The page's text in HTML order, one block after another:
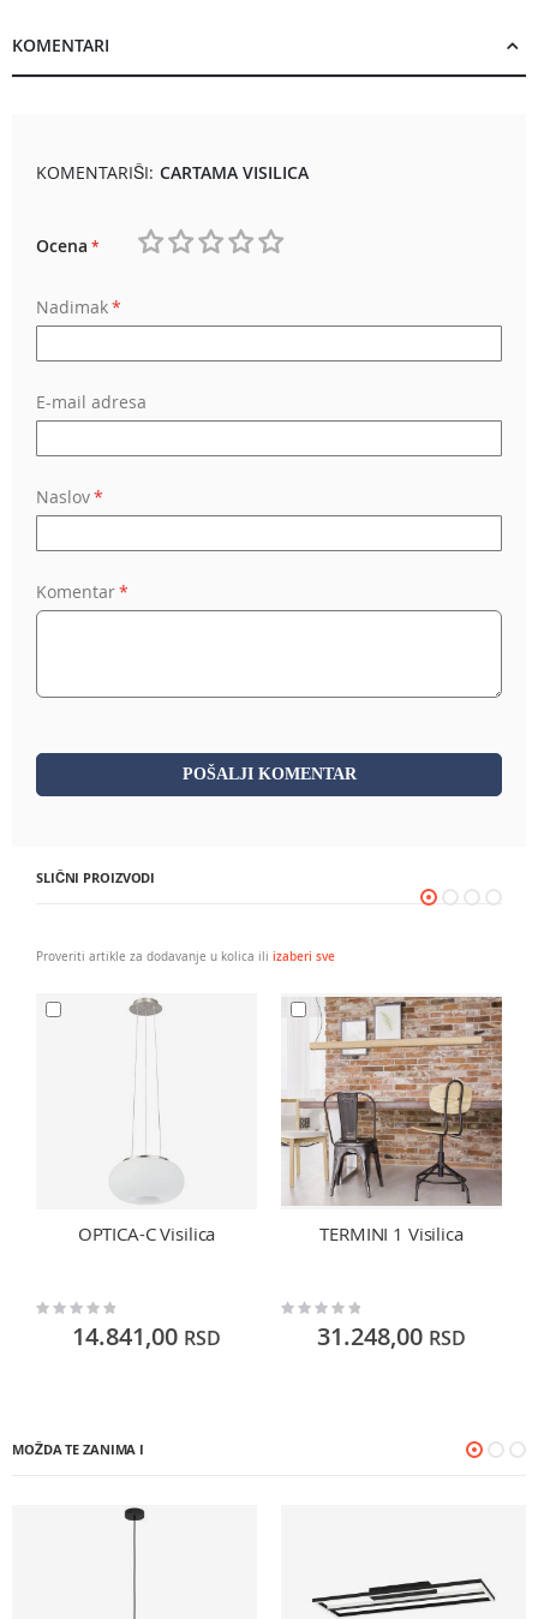
KOMENTARI
KOMENTARIŠI: CARTAMA VISILICA
Ocena
Nadimak
E-mail adresa
Naslov
Komentar
POŠALJI KOMENTAR
SLIČNI PROIZVODI
Proveriti artikle za dodavanje u kolica ili izaberi sve
OPTICA-C Visilica
Rating:
14.841,00 RSD
TERMINI 1 Visilica
Rating:
31.248,00 RSD
MOŽDA TE ZANIMA I